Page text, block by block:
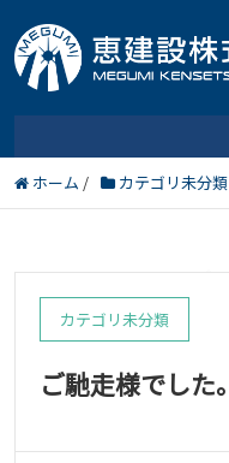
ホーム / カテゴリ未分類
カテゴリ未分類
ご馳走様でした。